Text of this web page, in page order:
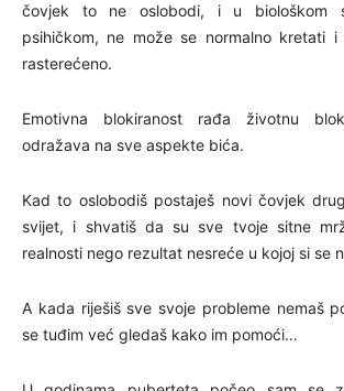
čovjek to ne oslobodi, i u biološkom
psihičkom, ne može se normalno kretati i
rasterećeno.
Emotivna blokiranost rađa životnu
odražava na sve aspekte bića.
Kad to oslobodiš postaješ novi čovjek
svijet, i shvatiš da su sve tvoje sitne
realnosti nego rezultat nesreće u kojoj si se
A kada riješiš sve svoje probleme nemaš
se tuđim već gledaš kako im pomoći…